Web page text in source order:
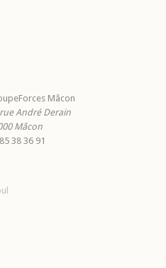
Mâcon
André Derain
Mâcon
38 36 91